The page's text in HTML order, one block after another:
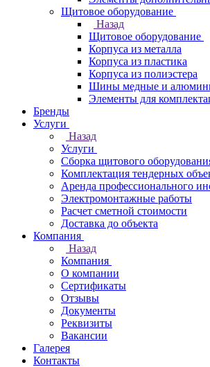
Щитовое оборудование
Назад
Щитовое оборудование
Корпуса из металла
Корпуса из пластика
Корпуса из полиэстера
Шины медные и
Элементы для
Бренды
Услуги
Назад
Услуги
Сборка щитового
Комплектация тендерных
Аренда профессионального
Электромонтажные работы
Расчет сметной стоимости
Доставка до объекта
Компания
Назад
Компания
О компании
Сертификаты
Отзывы
Документы
Реквизиты
Вакансии
Галерея
Контакты